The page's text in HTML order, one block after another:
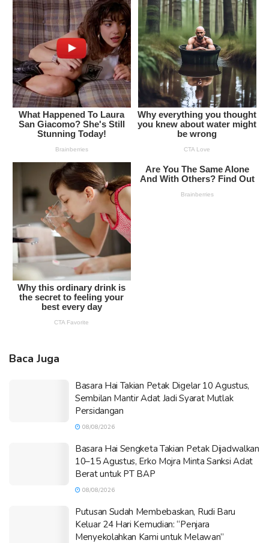
Baca Juga
Basara Hai Takian Petak Digelar 10 Agustus,
Sembilan Mantir Adat Jadi Syarat Mutlak
Persidangan
08/08/2026
Basara Hai Sengketa Takian Petak Dijadwalkan
10–15 Agustus, Erko Mojra Minta Sanksi Adat
Berat untuk PT BAP
08/08/2026
Putusan Sudah Membebaskan, Rudi Baru
Keluar 24 Hari Kemudian: “Penjara
Menyekolahkan Kami untuk Melawan”